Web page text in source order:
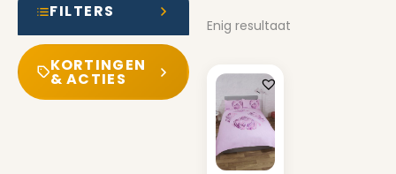
FILTERS
KORTINGEN
& ACTIES
Enig resultaat